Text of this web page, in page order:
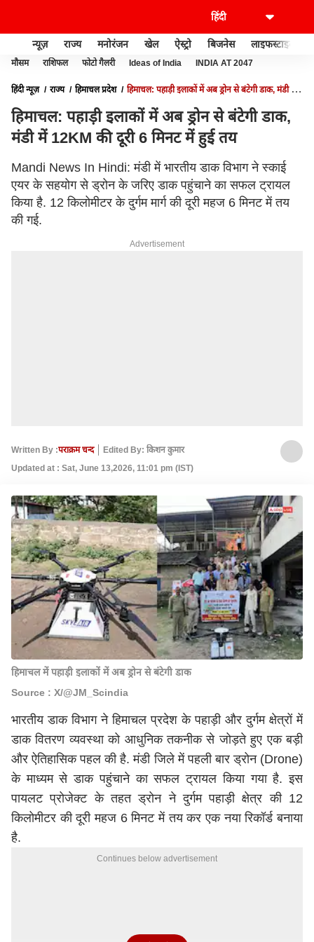
न्यूज़ राज्य मनोरंजन खेल ऐस्ट्रो बिजनेस लाइफस्टाइल
मौसम राशिफल फोटो गैलरी Ideas of India INDIA AT 2047
हिंदी न्यूज़ राज्य हिमाचल प्रदेश
हिमाचल: पहाड़ी इलाकों में अब ड्रोन से बंटेगी डाक, मंडी में
हिमाचल: पहाड़ी इलाकों में अब ड्रोन से बंटेगी डाक,
मंडी में 12KM की दूरी 6 मिनट में हुई तय
Mandi News In Hindi: मंडी में भारतीय डाक विभाग ने स्काई
एयर के सहयोग से ड्रोन के जरिए डाक पहुंचाने का सफल ट्रायल
किया है. 12 किलोमीटर के दुर्गम मार्ग की दूरी महज 6 मिनट में तय
की गई.
Advertisement
Written By :पराक्रम चन्द
Edited By: किशन कुमार
Updated at : Sat, June 13,2026, 11:01 pm (IST)
हिमाचल में पहाड़ी इलाकों में अब ड्रोन से बंटेगी डाक
Source : X/@JM_Scindia
भारतीय डाक विभाग ने हिमाचल प्रदेश के पहाड़ी और दुर्गम क्षेत्रों में
डाक वितरण व्यवस्था को आधुनिक तकनीक से जोड़ते हुए एक बड़ी
और ऐतिहासिक पहल की है. मंडी जिले में पहली बार ड्रोन (Drone)
के माध्यम से डाक पहुंचाने का सफल ट्रायल किया गया है. इस
पायलट प्रोजेक्ट के तहत ड्रोन ने दुर्गम पहाड़ी क्षेत्र की 12
किलोमीटर की दूरी महज 6 मिनट में तय कर एक नया रिकॉर्ड बनाया
है.
Continues below advertisement